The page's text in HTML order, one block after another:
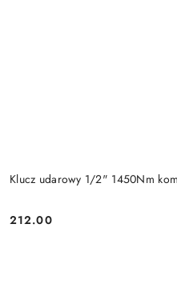
Klucz udarowy 1/2" 1450Nm
Cena:
212.00